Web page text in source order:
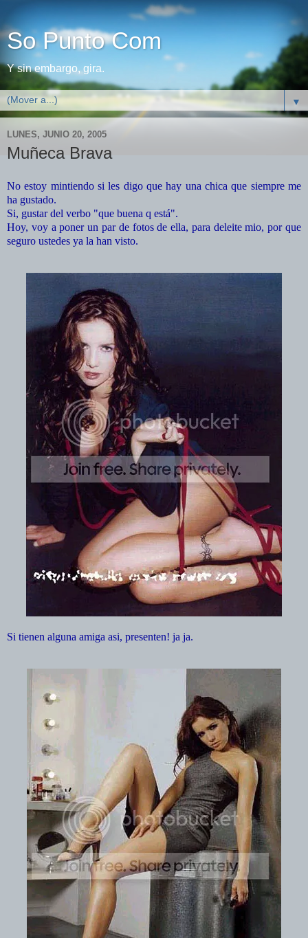
So Punto Com
Y sin embargo, gira.
▼
LUNES, JUNIO 20, 2005
Muñeca Brava
No estoy mintiendo si les digo que hay una chica que siempre me
ha gustado.
Si, gustar del verbo "que buena q está".
Hoy, voy a poner un par de fotos de ella, para deleite mio, por que
seguro ustedes ya la han visto.
Si tienen alguna amiga asi, presenten! ja ja.